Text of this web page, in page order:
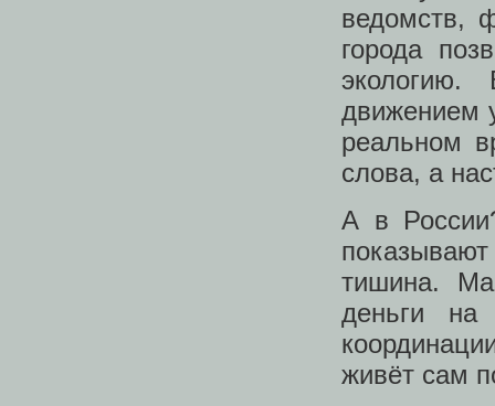
ведомств,
города
экологию.
движением
реальном
слова, а
А в
тишина.
деньги на
живёт сам